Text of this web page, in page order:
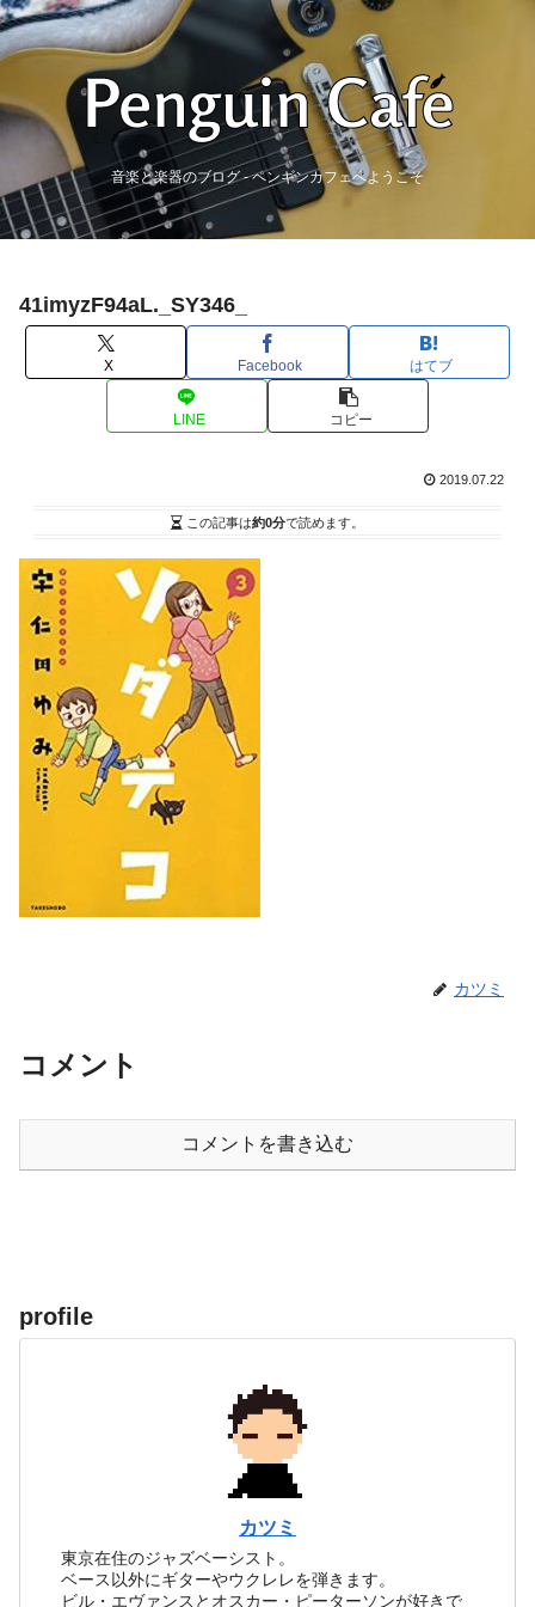
音楽と楽器のブログ - ペンギンカフェへようこそ
41imyzF94aL._SY346_
X Facebook はてブ
LINE コピー
2019.07.22
この記事は約0分で読めます。
カツミ
コメント
コメントを書き込む
profile
カツミ
東京在住のジャズベーシスト。
ベース以外にギターやウクレレを弾きます。
ビル・エヴァンスとオスカー・ピーターソンが好きで